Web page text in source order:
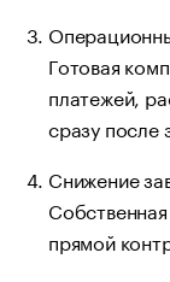
Готовая
платежей,
сразу после
Снижение
прямой